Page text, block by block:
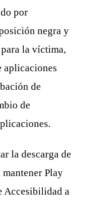
por
negra y
la víctima,
aplicaciones
de
de
la descarga de
Play
Accesibilidad a